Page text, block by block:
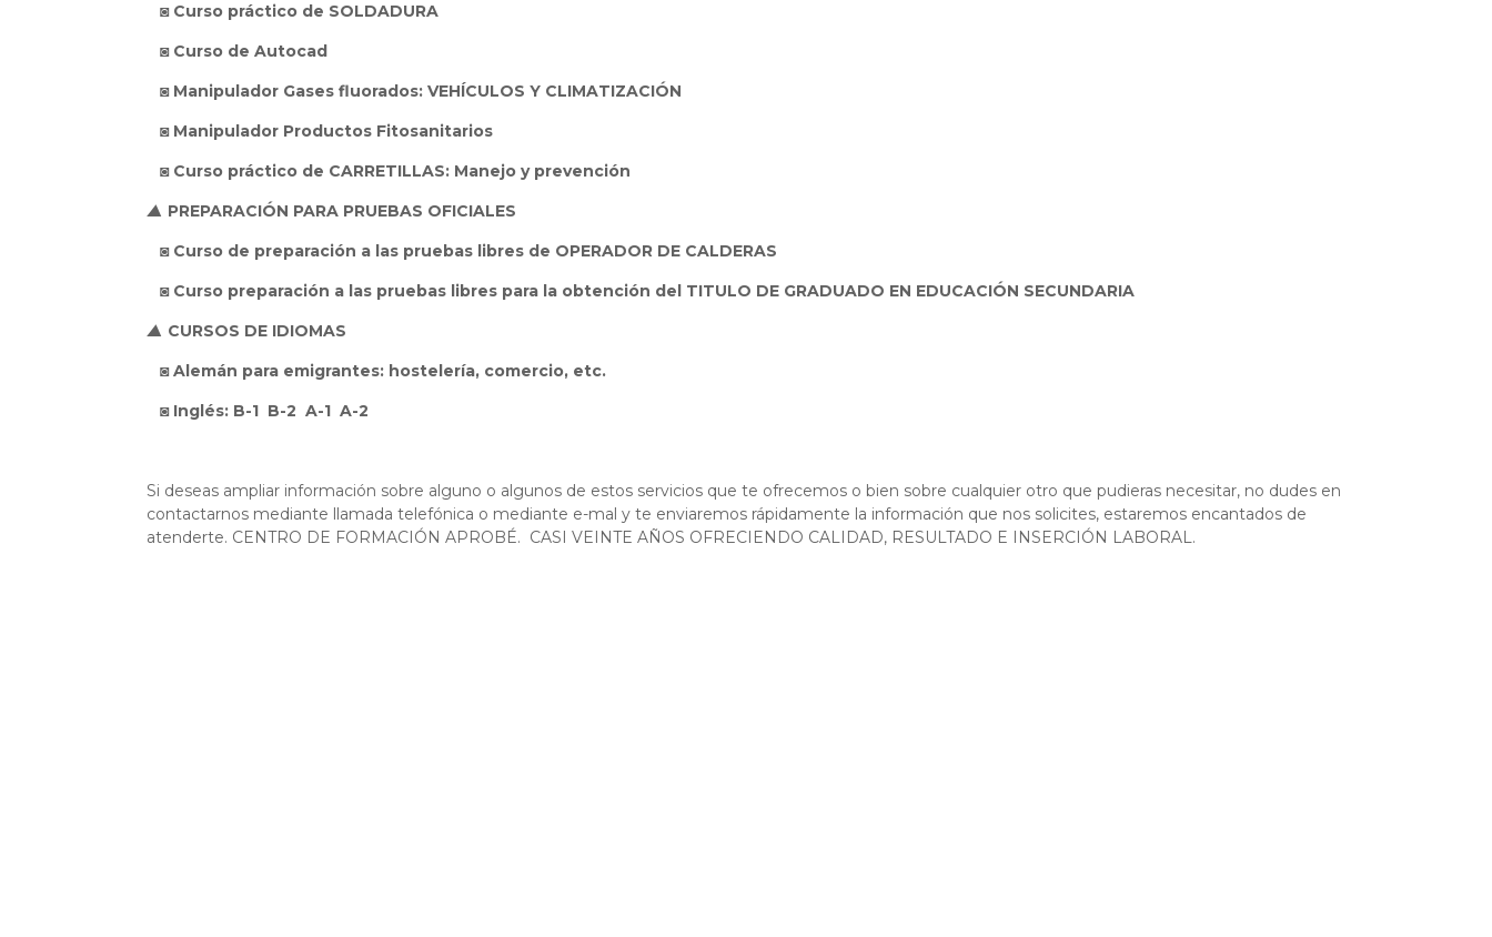
◙ Curso práctico de SOLDADURA
◙ Curso de Autocad
◙ Manipulador Gases fluorados: VEHÍCULOS Y CLIMATIZACIÓN
◙ Manipulador Productos Fitosanitarios
◙ Curso práctico de CARRETILLAS: Manejo y prevención
▲ PREPARACIÓN PARA PRUEBAS OFICIALES
◙ Curso de preparación a las pruebas libres de OPERADOR DE CALDERAS
◙ Curso preparación a las pruebas libres para la obtención del TITULO DE GRADUADO EN EDUCACIÓN SECUNDARIA
▲ CURSOS DE IDIOMAS
◙ Alemán para emigrantes: hostelería, comercio, etc.
◙ Inglés: B-1 B-2 A-1 A-2
Si deseas ampliar información sobre alguno o algunos de estos servicios que te ofrecemos o bien sobre cualquier otro que pudieras necesitar, no dudes en
contactarnos mediante llamada telefónica o mediante e-mal y te enviaremos rápidamente la información que nos solicites, estaremos encantados de
atenderte. CENTRO DE FORMACIÓN APROBÉ. CASI VEINTE AÑOS OFRECIENDO CALIDAD, RESULTADO E INSERCIÓN LABORAL.